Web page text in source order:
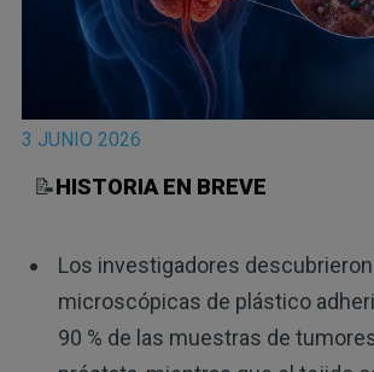
3 JUNIO 2026
📝HISTORIA EN BREVE
Los investigadores
microscópicas de plástico
90 % de las muestras de